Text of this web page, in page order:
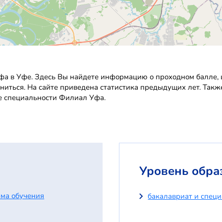
Уфе. Здесь Вы найдете информацию о проходном балле,
На сайте приведена статистика предыдущих лет.
специальности Филиал Уфа.
обучения
Уровень
бакалавриат и